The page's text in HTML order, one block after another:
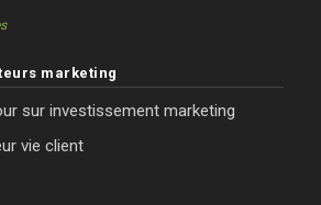
marketing
sur investissement marketing
vie client